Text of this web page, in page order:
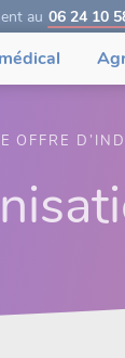
au 06 24 10
OFFRE